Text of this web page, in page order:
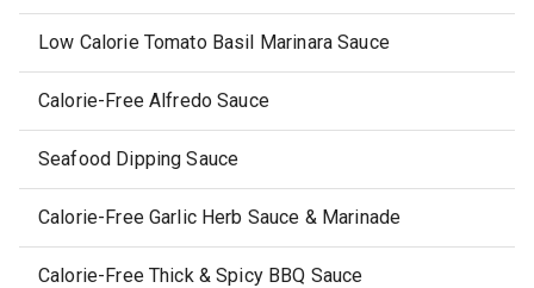
Low Calorie Tomato Basil Marinara Sauce
Calorie-Free Alfredo Sauce
Seafood Dipping Sauce
Calorie-Free Garlic Herb Sauce & Marinade
Calorie-Free Thick & Spicy BBQ Sauce